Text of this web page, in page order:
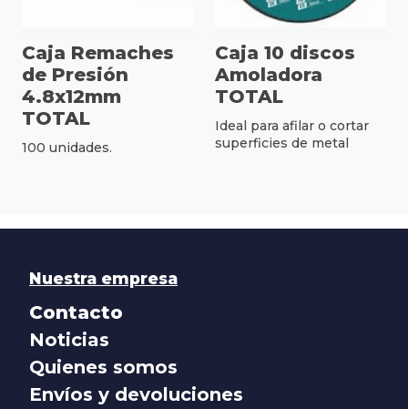
Caja Remaches
de Presión
4.8x12mm
TOTAL
100 unidades.
Caja 10 discos
Amoladora
TOTAL
Ideal para afilar o cortar
superficies de metal
Nuestra empresa
Contacto
Noticias
Quienes somos
Envíos y devoluciones